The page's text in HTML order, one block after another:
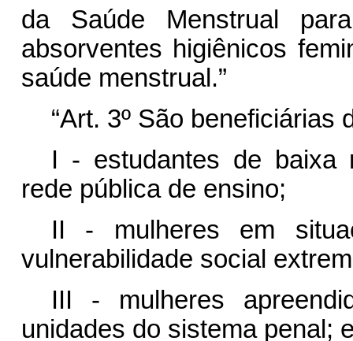
da Saúde Menstrual
absorventes higiênicos
saúde menstrual.”
“Art. 3º São
I - estudantes de baixa
rede pública de ensino;
II - mulheres em
vulnerabilidade social
III - mulheres
unidades do sistema penal;